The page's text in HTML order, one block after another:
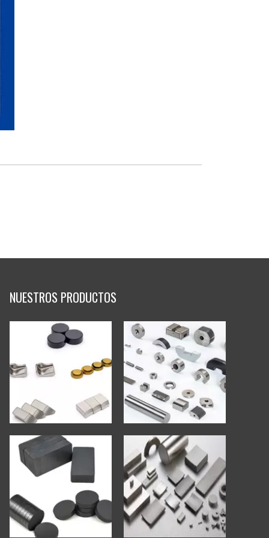
NUESTROS PRODUCTOS